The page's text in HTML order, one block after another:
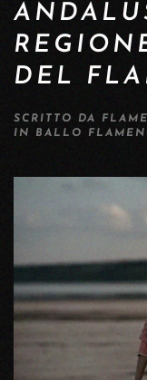
DEL
SCRITTO DA
IN BALLO